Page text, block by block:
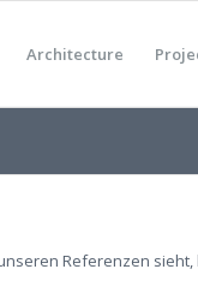
Architecture
Referenzen